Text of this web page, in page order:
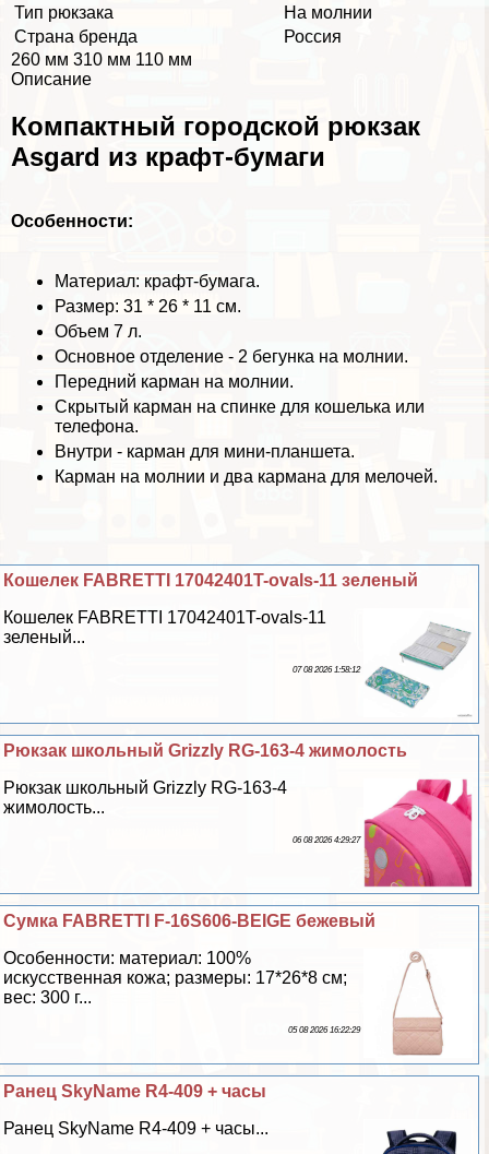
Тип рюкзака
На молнии
Страна бренда
Россия
260 мм 310 мм 110 мм
Описание
Компактный городской рюкзак
Asgard из крафт-бумаги
Особенности:
Материал: крафт-бумага.
Размер: 31 * 26 * 11 см.
Объем 7 л.
Основное отделение - 2 бегунка на молнии.
Передний карман на молнии.
Скрытый карман на спинке для кошелька или
телефона.
Внутри - карман для мини-планшета.
Карман на молнии и два кармана для мелочей.
Кошелек FABRETTI 17042401T-ovals-11 зеленый
Кошелек FABRETTI 17042401T-ovals-11
зеленый...
07 08 2026 1:58:12
Рюкзак школьный Grizzly RG-163-4 жимолость
Рюкзак школьный Grizzly RG-163-4
жимолость...
06 08 2026 4:29:27
Сумка FABRETTI F-16S606-BEIGE бежевый
Особенности: материал: 100%
искусственная кожа; размеры: 17*26*8 см;
вес: 300 г...
05 08 2026 16:22:29
Ранец SkyName R4-409 + часы
Ранец SkyName R4-409 + часы...